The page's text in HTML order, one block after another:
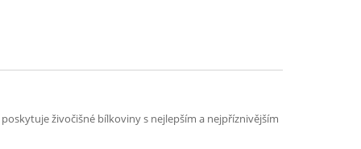
živočišné bílkoviny s nejlepším a nejpříznivějším